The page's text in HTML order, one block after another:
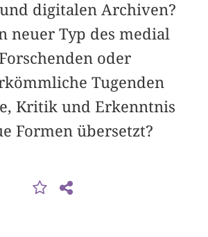
digitalen Archiven?
neuer Typ des medial
oder
Tugenden
Kritik und Erkenntnis
Formen übersetzt?